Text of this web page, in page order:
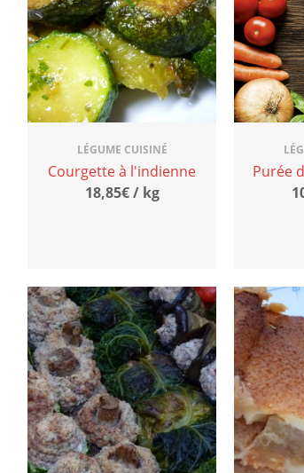
LÉGUME CUISINÉ
Courgette à l'indienne
18,85€ / kg
Purée